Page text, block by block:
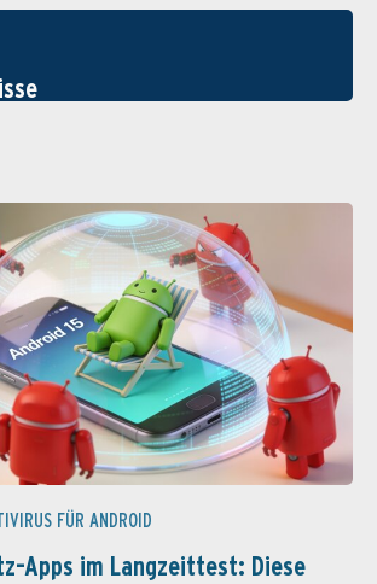
FÜR ANDROID
Apps im Langzeittest: Diese